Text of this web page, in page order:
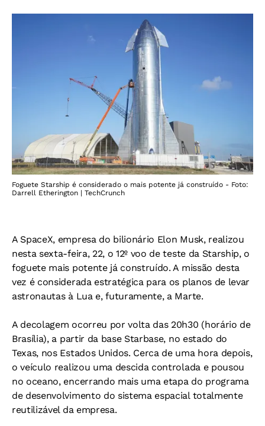
Foguete Starship é considerado o mais potente já construído - Foto:
Darrell Etherington | TechCrunch
A SpaceX, empresa do bilionário Elon Musk, realizou
nesta sexta-feira, 22, o 12º voo de teste da Starship, o
foguete mais potente já construído. A missão desta
vez é considerada estratégica para os planos de levar
astronautas à Lua e, futuramente, a Marte.
A decolagem ocorreu por volta das 20h30 (horário de
Brasília), a partir da base Starbase, no estado do
Texas, nos Estados Unidos. Cerca de uma hora depois,
o veículo realizou uma descida controlada e pousou
no oceano, encerrando mais uma etapa do programa
de desenvolvimento do sistema espacial totalmente
reutilizável da empresa.